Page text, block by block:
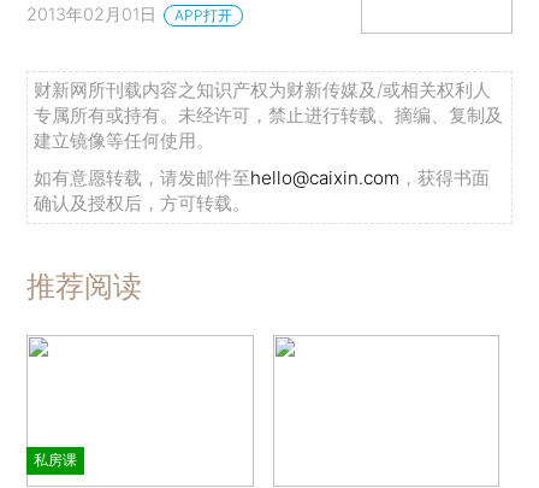
2013年02月01日 APP打开
财新网所刊载内容之知识产权为财新传媒及/或相关权利人
专属所有或持有。未经许可，禁止进行转载、摘编、复制及
建立镜像等任何使用。
如有意愿转载，请发邮件至hello@caixin.com ，获得书面
确认及授权后，方可转载。
推荐阅读
私房课